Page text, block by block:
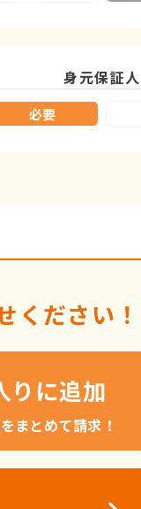
身元保証人
必要
ください！
りに追加
まとめて請求！